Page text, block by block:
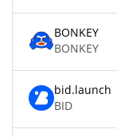
BONKEY
BONKEY
bid.launch
BID